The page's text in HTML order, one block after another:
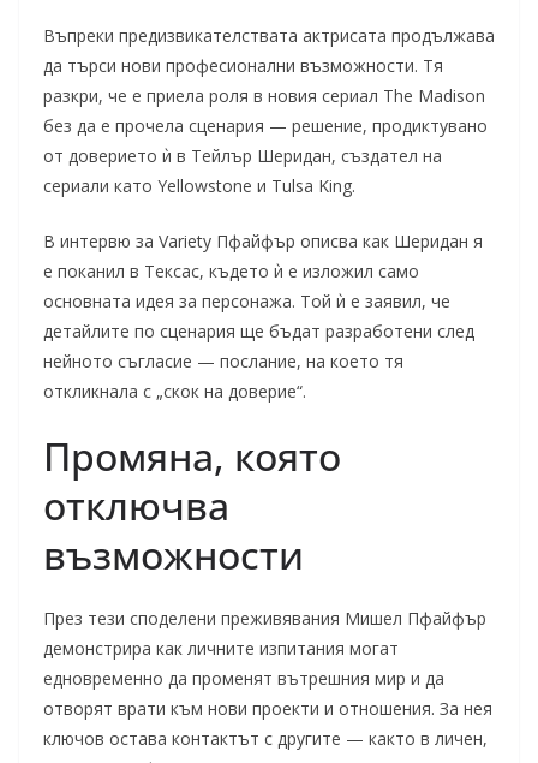
Въпреки предизвикателствата актрисата продължава
да търси нови професионални възможности. Тя
разкри, че е приела роля в новия сериал The Madison
без да е прочела сценария — решение, продиктувано
от доверието ѝ в Тейлър Шеридан, създател на
сериали като Yellowstone и Tulsa King.
В интервю за Variety Пфайфър описва как Шеридан я
е поканил в Тексас, където ѝ е изложил само
основната идея за персонажа. Той ѝ е заявил, че
детайлите по сценария ще бъдат разработени след
нейното съгласие — послание, на което тя
откликнала с „скок на доверие“.
Промяна, която
отключва
възможности
През тези споделени преживявания Мишел Пфайфър
демонстрира как личните изпитания могат
едновременно да променят вътрешния мир и да
отворят врати към нови проекти и отношения. За нея
ключов остава контактът с другите — както в личен,